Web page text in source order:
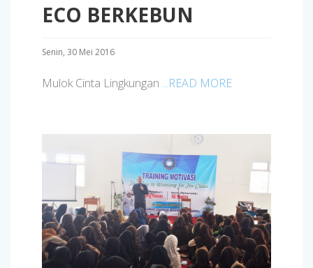
ECO BERKEBUN
Senin, 30 Mei 2016
Mulok Cinta Lingkungan ...READ MORE